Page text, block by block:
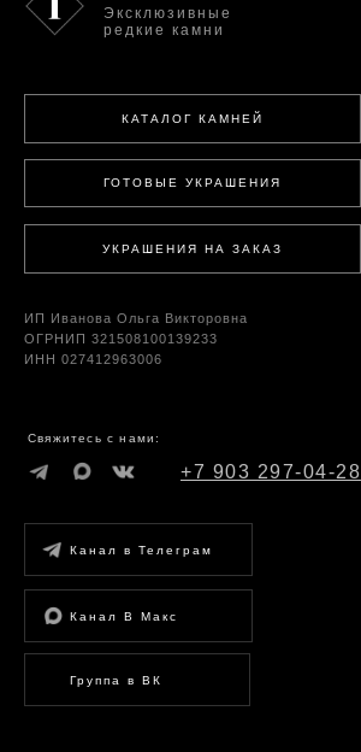
КАТАЛОГ КАМНЕЙ
УКРАШЕНИЯ НА ЗАКАЗ
ГОТОВЫЕ УКРАШЕНИЯ
Эксклюзивные
редкие камни
+7 903 297-04-28
Канал В Макс
Группа в ВК
Канал в Телеграм
Свяжитесь с нами:
ИП Иванова Ольга Викторовна
ОГРНИП 321508100139233
ИНН 027412963006